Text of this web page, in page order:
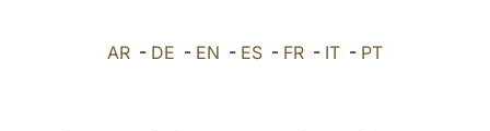
AR - DE - EN - ES - FR - IT - PT